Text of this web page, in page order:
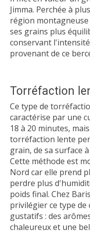
Jimma. Perchée à
région
ses grains plus
conservant
provenant de ce
Torréfaction
Ce type de
caractérise par une
18 à 20 minutes,
torréfaction lente
grain, de sa surface
Cette méthode est
Nord car elle prend
perdre plus
poids final. Chez
privilégier ce type de
gustatifs : des
chaleureux et une